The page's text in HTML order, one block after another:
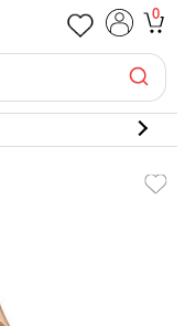
0